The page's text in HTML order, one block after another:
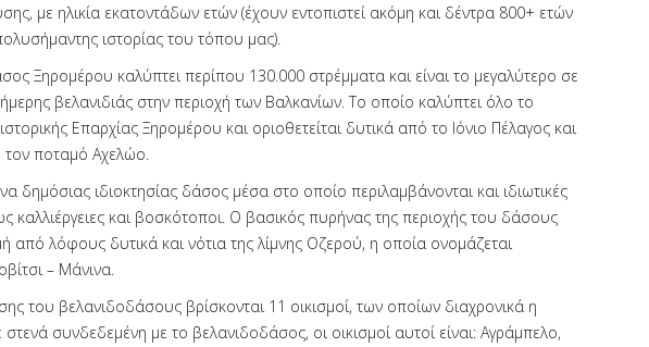
με ηλικία εκατοντάδων ετών (έχουν εντοπιστεί ακόμη και δέντρα 800+ ετών
ιστορίας του τόπου μας).
Ξηρομέρου καλύπτει περίπου 130.000 στρέμματα και είναι το μεγαλύτερο σε
βελανιδιάς στην περιοχή των Βαλκανίων. Το οποίο καλύπτει όλο το
Επαρχίας Ξηρομέρου και οριοθετείται δυτικά από το Ιόνιο Πέλαγος και
τον ποταμό Αχελώο.
δημόσιας ιδιοκτησίας δάσος μέσα στο οποίο περιλαμβάνονται και ιδιωτικές
καλλιέργειες και βοσκότοποι. Ο βασικός πυρήνας της περιοχής του δάσους
από λόφους δυτικά και νότια της λίμνης Οζερού, η οποία ονομάζεται
– Μάνινα.
του βελανιδοδάσους βρίσκονται 11 οικισμοί, των οποίων διαχρονικά η
στενά συνδεδεμένη με το βελανιδοδάσος, οι οικισμοί αυτοί είναι: Αγράμπελο,